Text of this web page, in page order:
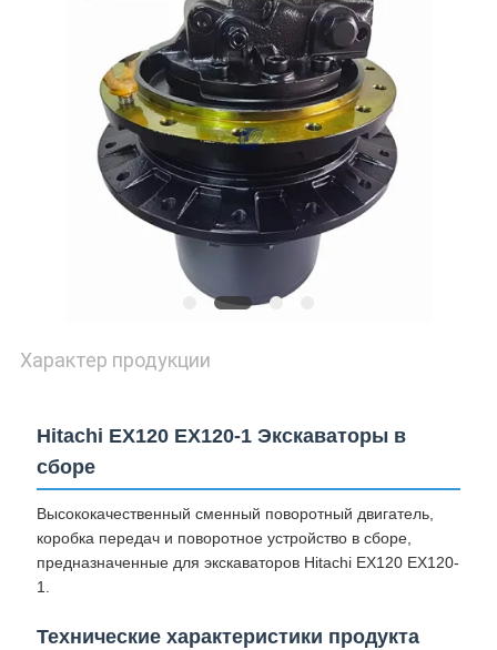
Характер продукции
Hitachi EX120 EX120-1 Экскаваторы в
сборе
Высококачественный сменный поворотный двигатель,
коробка передач и поворотное устройство в сборе,
предназначенные для экскаваторов Hitachi EX120 EX120-
1.
Технические характеристики продукта